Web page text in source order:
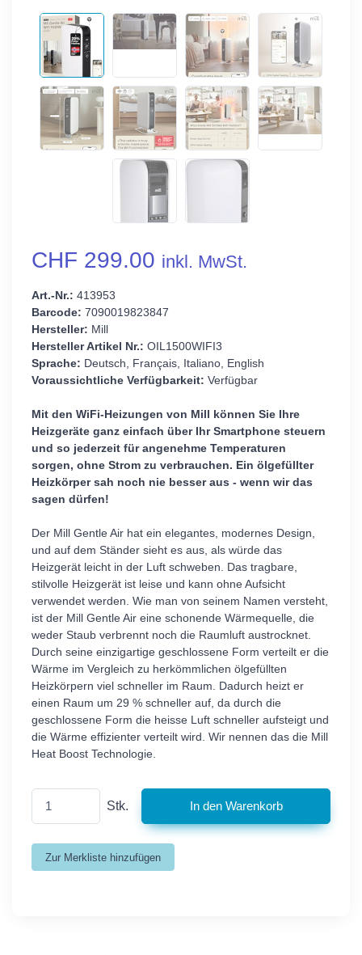
CHF 299.00 inkl. MwSt.
Art.-Nr.: 413953
Barcode: 7090019823847
Hersteller: Mill
Hersteller Artikel Nr.: OIL1500WIFI3
Sprache: Deutsch, Français, Italiano, English
Voraussichtliche Verfügbarkeit: Verfügbar
Mit den WiFi-Heizungen von Mill können Sie Ihre
Heizgeräte ganz einfach über Ihr Smartphone steuern
und so jederzeit für angenehme Temperaturen
sorgen, ohne Strom zu verbrauchen. Ein ölgefüllter
Heizkörper sah noch nie besser aus - wenn wir das
sagen dürfen!
Der Mill Gentle Air hat ein elegantes, modernes Design,
und auf dem Ständer sieht es aus, als würde das
Heizgerät leicht in der Luft schweben. Das tragbare,
stilvolle Heizgerät ist leise und kann ohne Aufsicht
verwendet werden. Wie man von seinem Namen versteht,
ist der Mill Gentle Air eine schonende Wärmequelle, die
weder Staub verbrennt noch die Raumluft austrocknet.
Durch seine einzigartige geschlossene Form verteilt er die
Wärme im Vergleich zu herkömmlichen ölgefüllten
Heizkörpern viel schneller im Raum. Dadurch heizt er
einen Raum um 29 % schneller auf, da durch die
geschlossene Form die heisse Luft schneller aufsteigt und
die Wärme effizienter verteilt wird. Wir nennen das die Mill
Heat Boost Technologie.
Stk.